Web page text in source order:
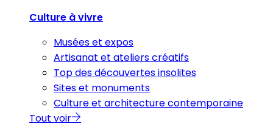
Culture à vivre
Musées et expos
Artisanat et ateliers créatifs
Top des découvertes insolites
Sites et monuments
Culture et architecture contemporaine
Tout voir